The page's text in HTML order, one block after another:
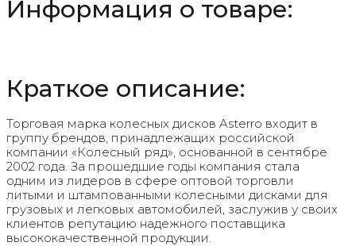
Информация о товаре:
Краткое описание:
Торговая марка колесных дисков Asterro входит в
группу брендов, принадлежащих российской
компании «Колесный ряд», основанной в сентябре
2002 года. За прошедшие годы компания стала
одним из лидеров в сфере оптовой торговли
литыми и штампованными колесными дисками для
грузовых и легковых автомобилей, заслужив у своих
клиентов репутацию надежного поставщика
высококачественной продукции.